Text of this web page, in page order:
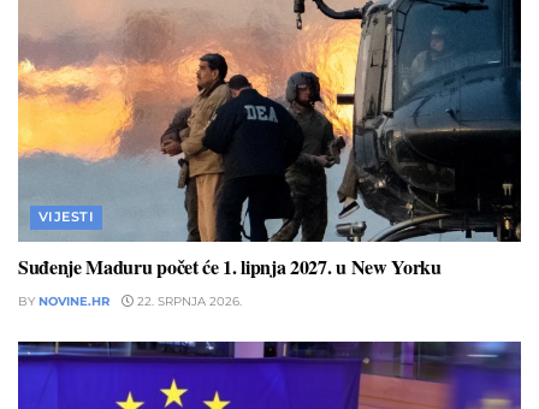
VIJESTI
Suđenje Maduru počet će 1. lipnja 2027. u New Yorku
BY NOVINE.HR 22. SRPNJA 2026.